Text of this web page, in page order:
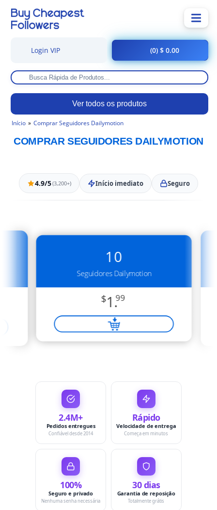
Ver todos os produtos
Login VIP (0) $ 0.00
Início Comprar Seguidores Dailymotion
COMPRAR SEGUIDORES DAILYMOTION
4.9/5(3,200+) Início imediato Seguro
10
Seguidores Dailymotion
$1.99
2.4M+
Pedidos entregues
Confiável desde 2014
Rápido
Velocidade de entrega
Começa em minutos
100%
Seguro e privado
Nenhuma senha necessária
30 dias
Garantia de reposição
Totalmente grátis